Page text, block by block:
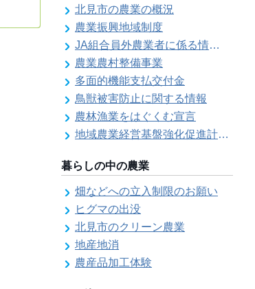
北見市の農業の概況
農業振興地域制度
JA組合員外農業者に係る情報登録
農業農村整備事業
多面的機能支払交付金
鳥獣被害防止に関する情報
農林漁業をはぐくむ宣言
地域農業経営基盤強化促進計画（地域計画）について
暮らしの中の農業
畑などへの立入制限のお願い
ヒグマの出没
北見市のクリーン農業
地産地消
農産品加工体験